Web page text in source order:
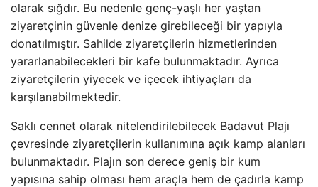
olarak sığdır. Bu nedenle genç-yaşlı her yaştan
ziyaretçinin güvenle denize girebileceği bir yapıyla
donatılmıştır. Sahilde ziyaretçilerin hizmetlerinden
yararlanabilecekleri bir kafe bulunmaktadır. Ayrıca
ziyaretçilerin yiyecek ve içecek ihtiyaçları da
karşılanabilmektedir.
Saklı cennet olarak nitelendirilebilecek Badavut Plajı
çevresinde ziyaretçilerin kullanımına açık kamp alanları
bulunmaktadır. Plajın son derece geniş bir kum
yapısına sahip olması hem araçla hem de çadırla kamp